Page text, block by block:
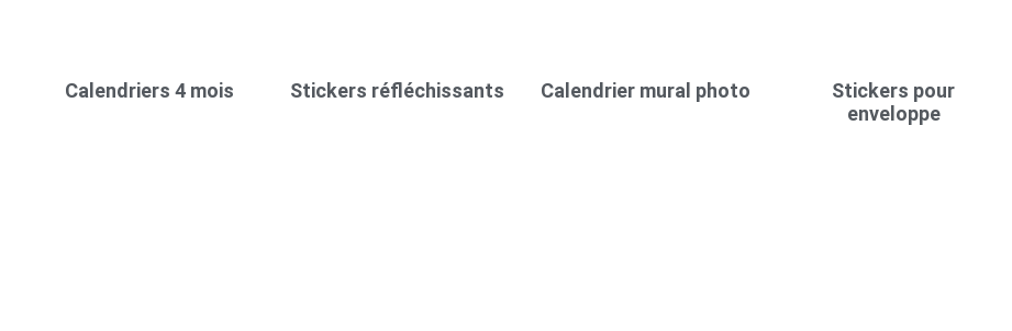
Calendriers 4 mois Stickers réfléchissants Calendrier mural photo
Stickers pour
enveloppe